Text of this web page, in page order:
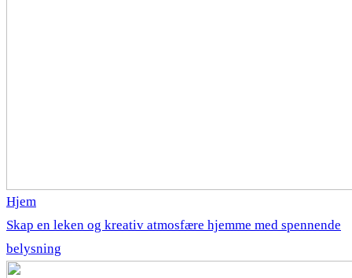
Hjem
Skap en leken og kreativ atmosfære hjemme med spennende
belysning